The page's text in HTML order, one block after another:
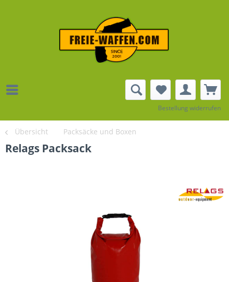
Bestellung widerrufen
Übersicht Packsäcke und Boxen
Relags Packsack